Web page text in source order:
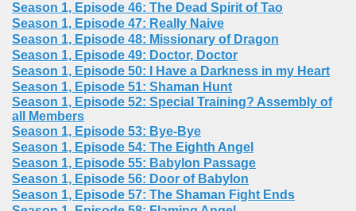
Season 1, Episode 46: The Dead Spirit of Tao
Season 1, Episode 47: Really Naive
Season 1, Episode 48: Missionary of Dragon
Season 1, Episode 49: Doctor, Doctor
Season 1, Episode 50: I Have a Darkness in my Heart
Season 1, Episode 51: Shaman Hunt
Season 1, Episode 52: Special Training? Assembly of
all Members
Season 1, Episode 53: Bye-Bye
Season 1, Episode 54: The Eighth Angel
Season 1, Episode 55: Babylon Passage
Season 1, Episode 56: Door of Babylon
Season 1, Episode 57: The Shaman Fight Ends